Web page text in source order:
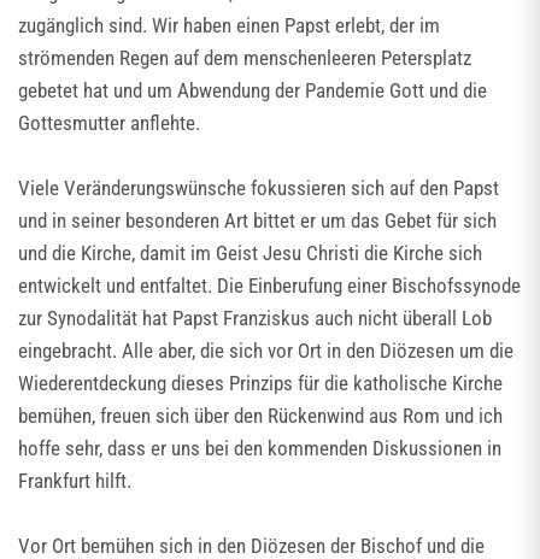
zugänglich sind. Wir haben einen Papst erlebt, der im
strömenden Regen auf dem menschenleeren Petersplatz
gebetet hat und um Abwendung der Pandemie Gott und die
Gottesmutter anflehte.
Viele Veränderungswünsche fokussieren sich auf den Papst
und in seiner besonderen Art bittet er um das Gebet für sich
und die Kirche, damit im Geist Jesu Christi die Kirche sich
entwickelt und entfaltet. Die Einberufung einer Bischofssynode
zur Synodalität hat Papst Franziskus auch nicht überall Lob
eingebracht. Alle aber, die sich vor Ort in den Diözesen um die
Wiederentdeckung dieses Prinzips für die katholische Kirche
bemühen, freuen sich über den Rückenwind aus Rom und ich
hoffe sehr, dass er uns bei den kommenden Diskussionen in
Frankfurt hilft.
Vor Ort bemühen sich in den Diözesen der Bischof und die